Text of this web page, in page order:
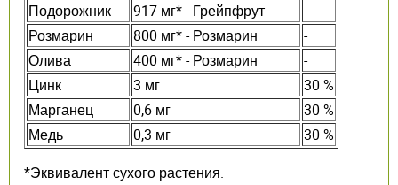
Подорожник
917 мг* - Грейпфрут
-
Розмарин
800 мг* - Розмарин
-
Олива
400 мг* - Розмарин
-
Цинк
3 мг
30 %
Марганец
0,6 мг
30 %
Медь
0,3 мг
30 %
*Эквивалент сухого растения.